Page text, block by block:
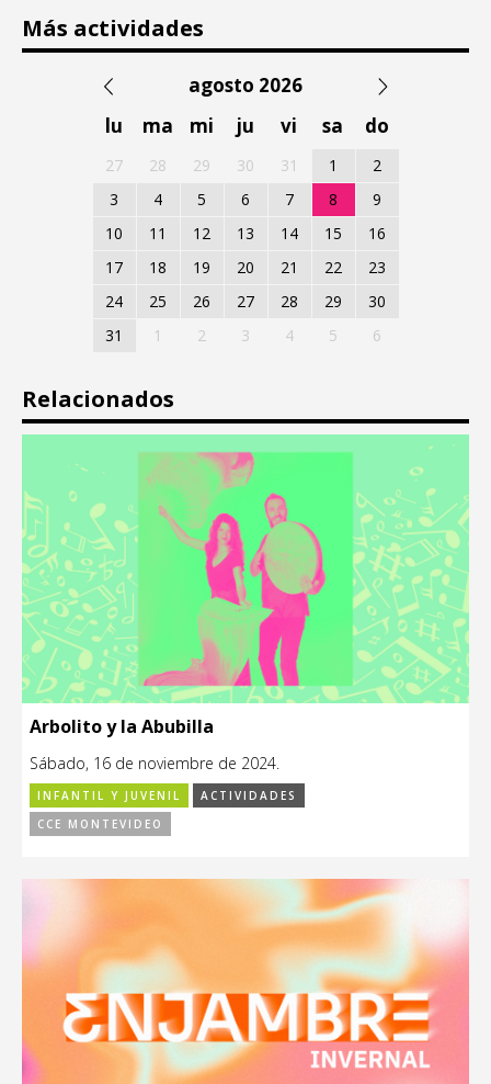
Más actividades
agosto 2026
lu
ma mi ju vi sa do
27 28 29 30 31 1
2
3
4 5 6 7 8
9
10
11 12 13 14 15
16
17
18 19 20 21 22
23
24
25 26 27 28 29
30
31
1 2 3 4 5 6
Relacionados
Arbolito y la Abubilla
Sábado, 16 de noviembre de 2024.
INFANTIL Y JUVENIL
ACTIVIDADES
CCE MONTEVIDEO